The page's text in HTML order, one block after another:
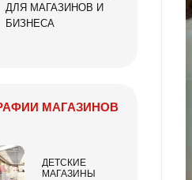
ДЛЯ МАГАЗИНОВ И
БИЗНЕСА
МАГАЗИНОВ
ДЕТСКИЕ
МАГАЗИНЫ